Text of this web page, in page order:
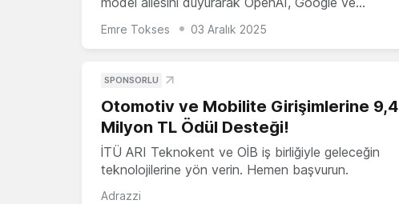
Emre Tokses 03 Aralık 2025
SPONSORLU
Otomotiv ve Mobilite Girişimlerine 9,4
Milyon TL Ödül Desteği!
İTÜ ARI Teknokent ve OİB iş birliğiyle geleceğin
teknolojilerine yön verin. Hemen başvurun.
Adrazzi